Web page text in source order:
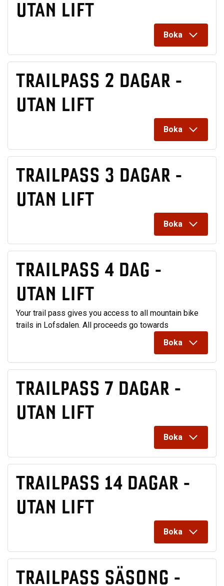
UTAN LIFT
Boka
TRAILPASS 2 DAGAR -
UTAN LIFT
Boka
TRAILPASS 3 DAGAR -
UTAN LIFT
Boka
TRAILPASS 4 DAG -
UTAN LIFT
Your trail pass gives you access to all mountain bike
trails in Lofsdalen. All proceeds go towards
Boka
TRAILPASS 7 DAGAR -
UTAN LIFT
Boka
TRAILPASS 14 DAGAR -
UTAN LIFT
Boka
TRAILPASS SÄSONG -